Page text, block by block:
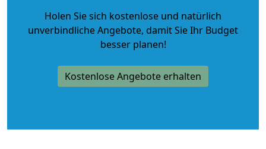
Holen Sie sich kostenlose und natürlich
unverbindliche Angebote, damit Sie Ihr Budget
besser planen!
Kostenlose Angebote erhalten